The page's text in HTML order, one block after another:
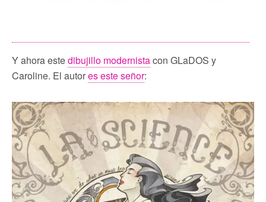
Y ahora estedibujillo modernistacon GLaDOS y
Caroline. El autores este señor: